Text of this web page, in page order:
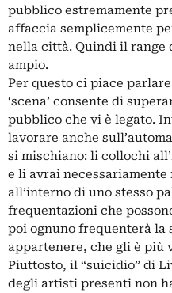
pubblico estremamente
affaccia semplicemente
nella città. Quindi il range
ampio.
Per questo ci piace
‘scena’ consente di
pubblico che vi è legato.
lavorare anche
si mischiano: li collochi
e li avrai
all’interno di uno stesso
frequentazioni che
poi ognuno frequenterà la
appartenere, che gli è più
Piuttosto, il “suicidio” di
degli artisti presenti non